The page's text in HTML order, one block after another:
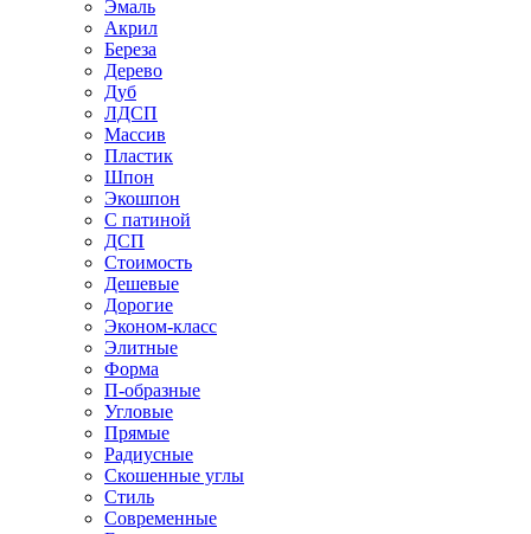
Эмаль
Акрил
Береза
Дерево
Дуб
ЛДСП
Массив
Пластик
Шпон
Экошпон
С патиной
ДСП
Стоимость
Дешевые
Дорогие
Эконом-класс
Элитные
Форма
П-образные
Угловые
Прямые
Радиусные
Скошенные углы
Стиль
Современные